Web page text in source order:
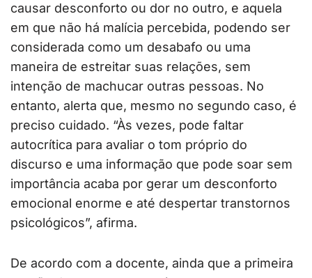
causar desconforto ou dor no outro, e aquela
em que não há malícia percebida, podendo ser
considerada como um desabafo ou uma
maneira de estreitar suas relações, sem
intenção de machucar outras pessoas. No
entanto, alerta que, mesmo no segundo caso, é
preciso cuidado. “Às vezes, pode faltar
autocrítica para avaliar o tom próprio do
discurso e uma informação que pode soar sem
importância acaba por gerar um desconforto
emocional enorme e até despertar transtornos
psicológicos”, afirma.
De acordo com a docente, ainda que a primeira